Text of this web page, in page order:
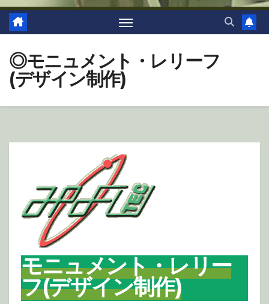
◎モニュメント・レリーフ
(デザイン制作)
モニュメント・レリー
フ(デザイン制作)